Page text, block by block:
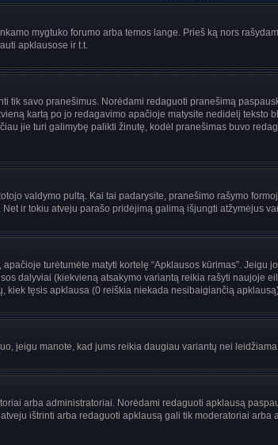
mygtuko forumo arba temos lange. Prieš ką nors
apklausose ir t.t.
tik savo pranešimus. Norėdami redaguoti pranešimą
kartą po jo redagavimo apačioje matysite nedidelį
jie turi galimybę palikti žinutę, kodėl pranešimas buvo
valdymo pultą. Kai tai padarysite, pranešimo rašymo
ir tokiu atveju parašo pridėjimą galimą išjungti atžymėjus
turėtumėte matyti kortelę “Apklausos kūrimas”.
dalyviai (kiekvieną atsakymo variantą reikia rašyti naujoje
kiek tęsis apklausa (0 reiškia niekada nesibaigiančią
jeigu manote, kad jums reikia daugiau variantų nei
arba administratoriai. Norėdami redaguoti apklausą
ištrinti arba redaguoti apklausą gali tik moderatoriai